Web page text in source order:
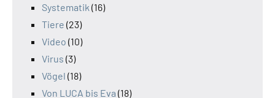
Systematik (16)
Tiere (23)
Video (10)
Virus (3)
Vögel (18)
Von LUCA bis Eva (18)